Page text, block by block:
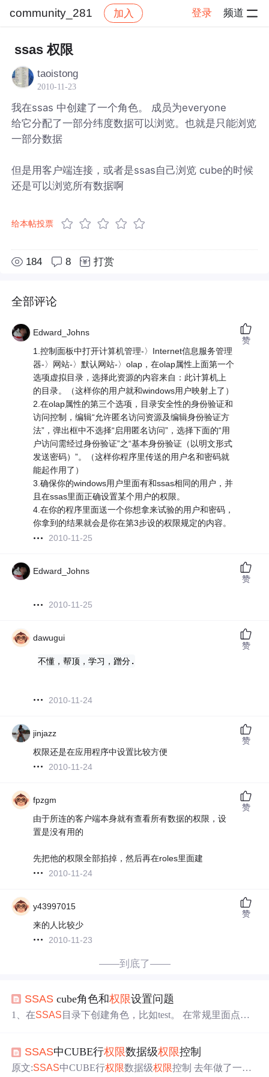
community_281 加入 登录 频道
community_281
ssas 权限
taoistong
2010-11-23
我在ssas 中创建了一个角色。 成员为everyone
给它分配了一部分纬度数据可以浏览。也就是只能浏览
一部分数据
但是用客户端连接，或者是ssas自己浏览 cube的时候
还是可以浏览所有数据啊
给本帖投票
184 8 打赏
全部评论
Edward_Johns
1.控制面板中打开计算机管理-〉Internet信息服务管理
器-〉网站-〉默认网站-〉olap，在olap属性上面第一个
选项虚拟目录，选择此资源的内容来自：此计算机上
的目录。（这样你的用户就和windows用户映射上了）
2.在olap属性的第三个选项，目录安全性的身份验证和
访问控制，编辑“允许匿名访问资源及编辑身份验证方
法”，弹出框中不选择“启用匿名访问”，选择下面的“用
户访问需经过身份验证”之“基本身份验证（以明文形式
发送密码）”。（这样你程序里传送的用户名和密码就
能起作用了）
3.确保你的windows用户里面有和ssas相同的用户，并
且在ssas里面正确设置某个用户的权限。
4.在你的程序里面送一个你想拿来试验的用户和密码，
你拿到的结果就会是你在第3步设的权限规定的内容。
2010-11-25
赞
Edward_Johns
2010-11-25
赞
dawugui
不懂，帮顶，学习，蹭分.
2010-11-24
赞
jinjazz
权限还是在应用程序中设置比较方便
2010-11-24
赞
fpzgm
由于所连的客户端本身就有查看所有数据的权限，设
置是没有用的
先把他的权限全部掐掉，然后再在roles里面建
2010-11-24
赞
y43997015
来的人比较少
2010-11-23
赞
——到底了——
SSAS cube角色和权限设置问题
1、在SSAS 目录下创建角色，比如test。 在常规里面点击
限 可以查看哪些数据集，我这里就一个，也是读取。 跳过
单元数据、维度这两项，可以不用设置了，暂不影响。
SSAS中CUBE行权限数据级权限控制
原文:SSAS中CUBE行权限数据级权限控制 去年做了一个